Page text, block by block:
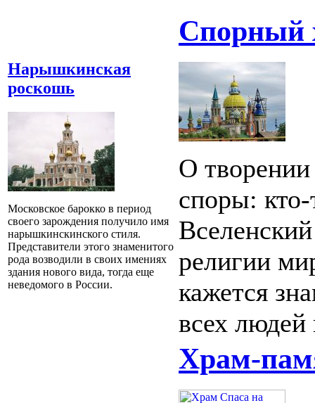
Нарышкинская
роскошь
Московское барокко в период
своего зарождения получило имя
нарышкинскинского стиля.
Представители этого знаменитого
рода возводили в своих имениях
здания нового вида, тогда еще
неведомого в России.
Спорный
О
споры: кто-
религии
кажется
всех
Храм-